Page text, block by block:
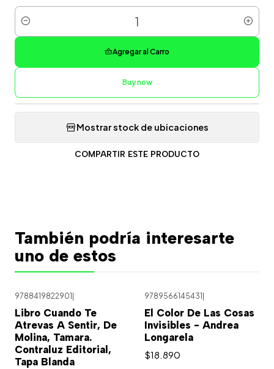
Cantidad
Agregar al Carro
Buy now
Mostrar stock de ubicaciones
COMPARTIR ESTE PRODUCTO
También podría interesarte
uno de estos
9788419822901
Libro Cuando Te
Atrevas A Sentir, De
Molina, Tamara.
Contraluz Editorial,
Tapa Blanda
9789566145431
El Color De Las Cosas
Invisibles - Andrea
Longarela
$18.890